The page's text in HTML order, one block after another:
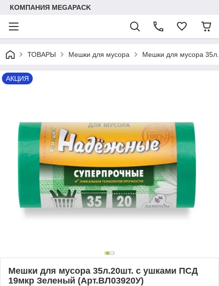
КОМПАНИЯ MEGAPACK
ТОВАРЫ Мешки для мусора Мешки для мусора
АКЦИЯ
Мешки для мусора 35л.20шт. с ушками ПСД
19мкр Зеленый (Арт.ВЛ03920У)